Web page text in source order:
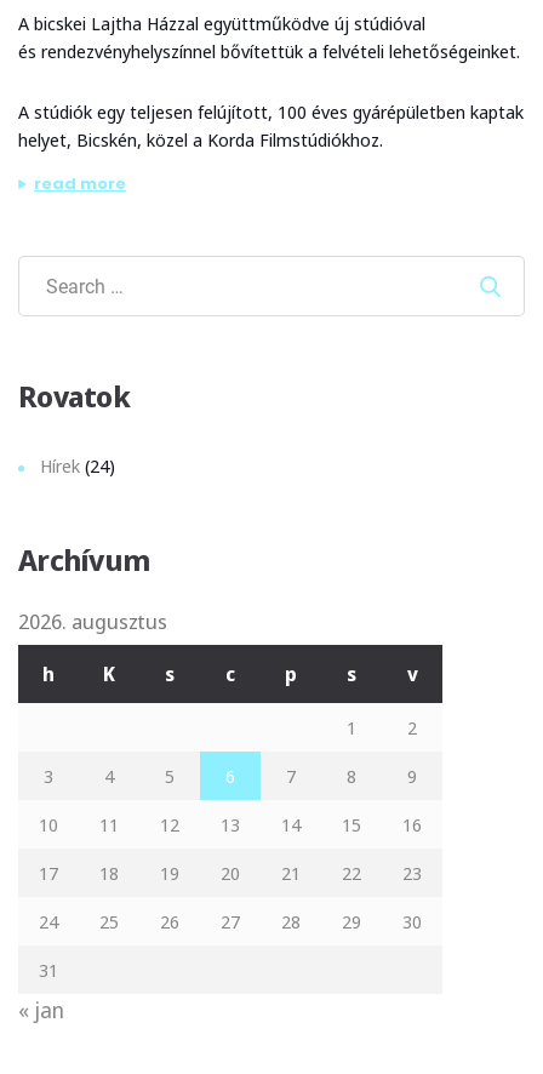
A bicskei Lajtha Házzal együttműködve új stúdióval
és rendezvényhelyszínnel bővítettük a felvételi lehetőségeinket.
A stúdiók egy teljesen felújított, 100 éves gyárépületben kaptak
helyet, Bicskén, közel a Korda Filmstúdiókhoz.
read more
„új felvételi helyszínnel bővült a tom-tom stúdió”
Rovatok
Hírek (24)
Archívum
2026. augusztus
h K s c p s v
1
2
3
4 5 6 7 8
9
10
11 12 13 14 15
16
17
18 19 20 21 22
23
24
25 26 27 28 29
30
31
« jan